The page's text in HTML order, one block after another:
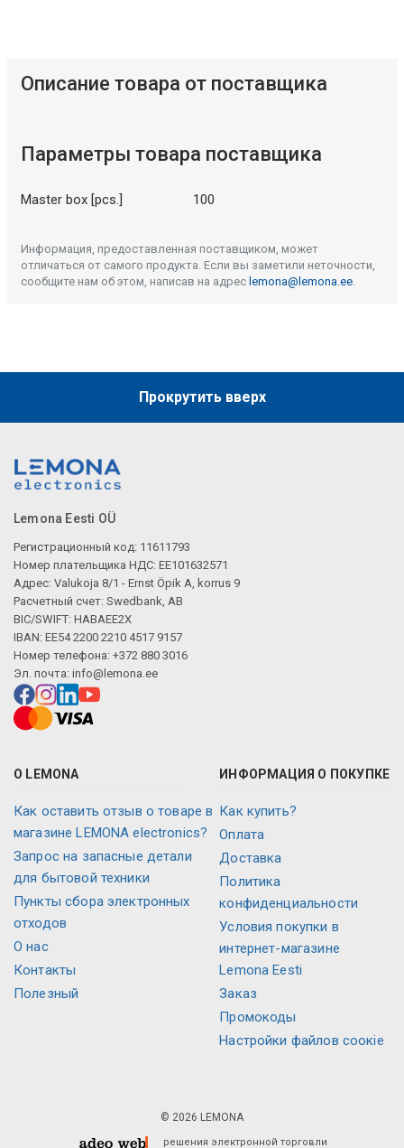
Описание товара от поставщика
Параметры товара поставщика
Master box [pcs.] 100
Информация, предоставленная поставщиком, может
отличаться от самого продукта. Если вы заметили неточности,
сообщите нам об этом, написав на адрес lemona@lemona.ee.
Прокрутить вверх
Lemona Eesti OÜ
Регистрационный код: 11611793
Номер плательщика НДС: EE101632571
Адрес: Valukoja 8/1 - Ernst Öpik A, korrus 9
Расчетный счет: Swedbank, AB
BIC/SWIFT: HABAEE2X
IBAN: EE54 2200 2210 4517 9157
Номер телефона: +372 880 3016
Эл. почта: info@lemona.ee
О LEMONA
Как оставить отзыв о товаре в
магазине LEMONA electronics?
Запрос на запасные детали
для бытовой техники
Пункты сбора электронных
отходов
О нас
Контакты
Полезный
ИНФОРМАЦИЯ О ПОКУПКЕ
Как купить?
Оплата
Доставка
Политика
конфиденциальности
Условия покупки в
интернет-магазине
Lemona Eesti
Заказ
Промокоды
Настройки файлов соокіе
© 2026 LEMONA
решения электронной торговли